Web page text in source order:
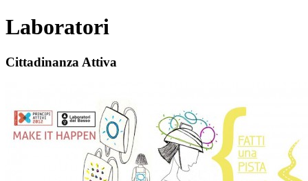
Laboratori
Cittadinanza Attiva